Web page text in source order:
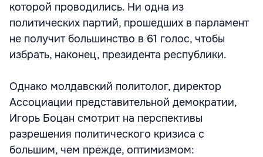
которой проводились. Ни одна из
политических партий, прошедших в парламент
не получит большинство в 61 голос, чтобы
избрать, наконец, президента республики.
Однако молдавский политолог, директор
Ассоциации представительной демократии,
Игорь Боцан смотрит на перспективы
разрешения политического кризиса с
большим, чем прежде, оптимизмом: